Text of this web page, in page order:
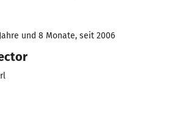
und 8 Monate, seit 2006